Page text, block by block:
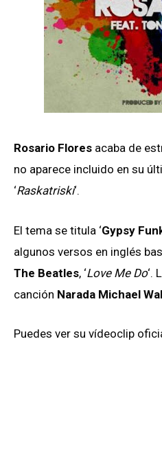
Rosario Flores acaba de
no aparece incluido en su
‘Raskatriski‘.
El tema se titula ‘Gypsy
algunos versos en inglés
The Beatles, ‘Love Me Do‘.
canción Narada Michael
Puedes ver su vídeoclip